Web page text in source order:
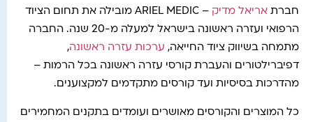
חברת אריאל מדיק
– ARIEL MEDIC מובילה את תחום הציוד
הרפואי ועזרה ראשונה בישראל למעלה מ-20 שנה. החברה
מתמחה בשיווק ציוד החייאה, ערכות עזרה ראשונה,
דפיברילטורים והעברת קורסי עזרה ראשונה בכל הרמות –
מהדרכות בסיסיות ועד קורסים מתקדמים למקצוענים.
כל המוצרים והקורסים מאושרים ועומדים בתקנים המחמירים